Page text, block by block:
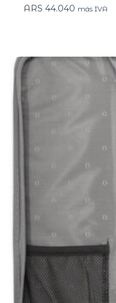
ARS 44.040 más IVA